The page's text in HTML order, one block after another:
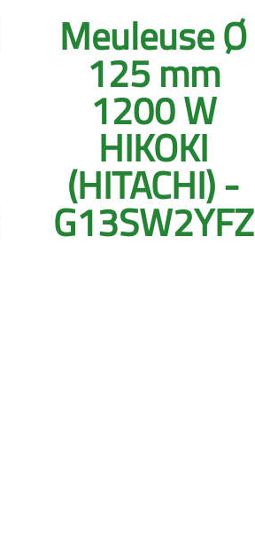
Meuleuse Ø
125 mm
1200 W
HIKOKI
(HITACHI) -
G13SW2YFZ